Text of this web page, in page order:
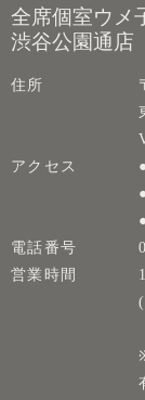
全席個室ウメ
渋谷公園通店
住所
アクセス
電話番号
営業時間